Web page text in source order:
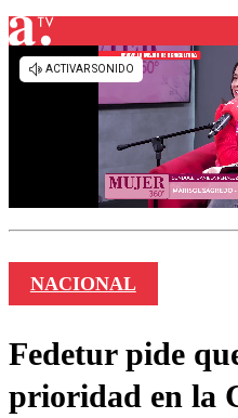
NACIONAL
Fedetur pide
prioridad en la